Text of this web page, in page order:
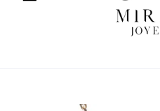
directamente